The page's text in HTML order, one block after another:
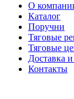
О
Каталог
Поручни
Тяговые
Тяговые
Доставка
Контакты